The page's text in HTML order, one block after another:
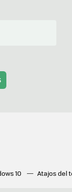
10 Atajos del